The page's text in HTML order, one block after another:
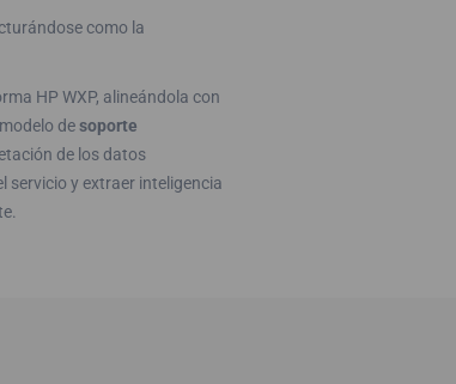
como la
HP WXP, alineándola con
desoporte
de los datos
servicio y extraer inteligencia